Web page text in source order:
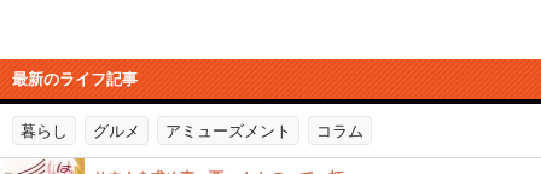
最新のライフ記事
暮らし グルメ アミューズメント コラム